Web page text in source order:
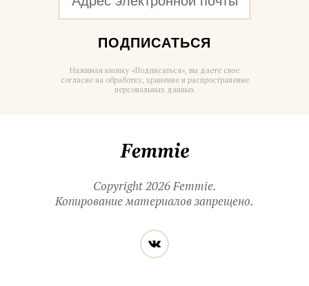
ПОДПИСАТЬСЯ
Нажимая кнопку «Подписаться», вы даете свое
согласие на обработку, хранение и распространение
персональных данных
Copyright 2026 Femmie.
Копирование материалов запрещено.
Читайте
нас
в социальных